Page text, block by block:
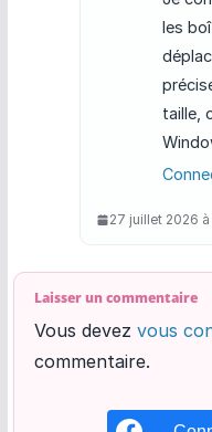
les
taille,
27 juillet 2026 à
Laisser un commentaire
Vous devez vous
commentaire.